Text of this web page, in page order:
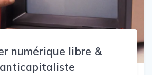
numérique libre &
anticapitaliste